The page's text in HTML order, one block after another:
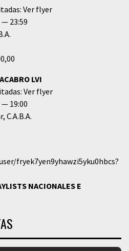
Ver flyer
23:59
LVI
Ver flyer
19:00
C.A.B.A.
fryek7yen9yhawzi5yku0hbcs?
NACIONALES E